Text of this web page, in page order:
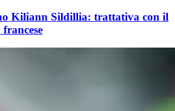
Kiliann Sildillia: trattativa con il